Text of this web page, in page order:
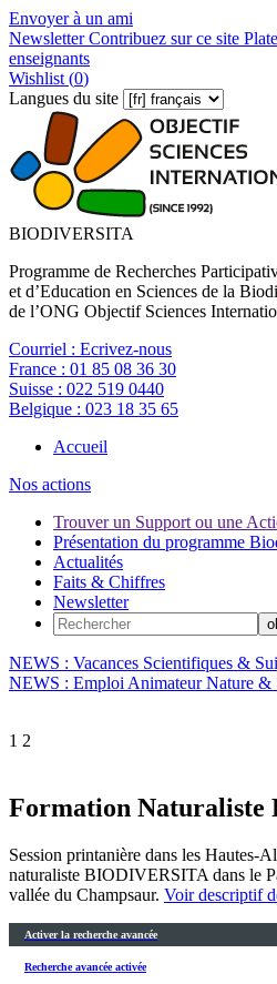
Envoyer à un ami
NewsletterContribuez sur ce site
enseignants
Wishlist (0)
Langues du site
BIODIVERSITA
Programme de Recherches
et d’Education en Sciences de la
de l’ONG Objectif Sciences
Courriel : Ecrivez-nous
France : 01 85 08 36 30
Suisse : 022 519 0440
Belgique : 023 18 35 65
Accueil
Nos actions
Trouver un Support ou une
Présentation du programme
Actualités
Faits & Chiffres
Newsletter
NEWS : Vacances Scientifiques &
NEWS : Emploi Animateur Nature &
1 2
Formation Naturaliste
Session printanière dans les Hautes-
naturaliste BIODIVERSITA dans le
vallée du Champsaur. Voir descriptif
Activer la recherche avancée
Recherche avancée activée